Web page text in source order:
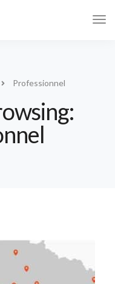
Professionnel